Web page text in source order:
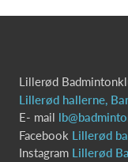
Lillerød
Lillerød hallerne,
E- mail
Facebook Lillerød
Instagram Lillerød